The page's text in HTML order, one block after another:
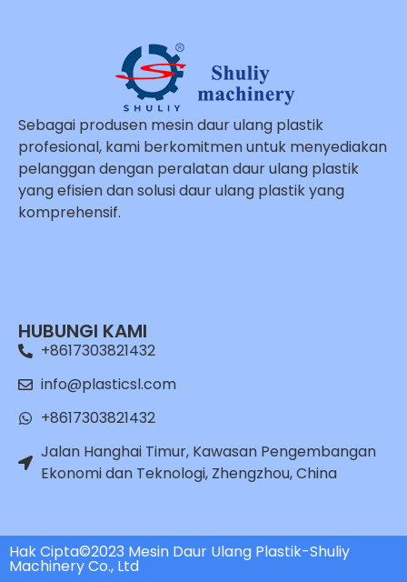
Sebagai produsen mesin daur ulang plastik
profesional, kami berkomitmen untuk menyediakan
pelanggan dengan peralatan daur ulang plastik
yang efisien dan solusi daur ulang plastik yang
komprehensif.
HUBUNGI KAMI
+8617303821432
info@plasticsl.com
+8617303821432
Jalan Hanghai Timur, Kawasan Pengembangan
Ekonomi dan Teknologi, Zhengzhou, China
Hak Cipta©2023 Mesin Daur Ulang Plastik-Shuliy
Machinery Co., Ltd